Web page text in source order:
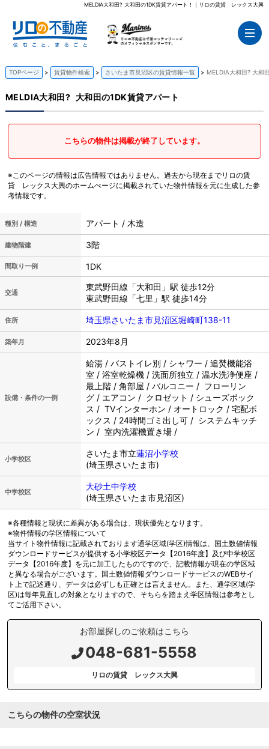
MELDIA大和田? 大和田の1DK賃貸アパート！｜リロの賃貸 レックス大興
TOPページ 賃貸物件検索 さいたま市見沼区の賃貸情報一覧 MELDIA大和田? 大和
MELDIA大和田? 大和田の1DK賃貸アパート
こちらの物件は掲載が終了しています。
※このページの情報は広告情報ではありません。過去から現在までリロの賃
貸 レックス大興のホームぺージに掲載されていた物件情報を元に生成した参
考情報です。
種別 / 構造 アパート / 木造
建物階建 3階
間取り一例 1DK
交通
東武野田線「大和田」駅 徒歩12分
東武野田線「七里」駅 徒歩14分
住所 埼玉県さいたま市見沼区堀崎町138-11
築年月 2023年8月
設備・条件の一例
給湯 / バストイレ別 / シャワー / 追焚機能浴
室 / 浴室乾燥機 / 洗面所独立 / 温水洗浄便座 /
最上階 / 角部屋 / バルコニー / フローリン
グ / エアコン / クロゼット / シューズボック
ス / TVインターホン / オートロック / 宅配ボ
ックス / 24時間ゴミ出し可 / システムキッチ
ン / 室内洗濯機置き場 /
小学校区
さいたま市立蓮沼小学校
(埼玉県さいたま市)
中学校区
大砂土中学校
(埼玉県さいたま市見沼区)
※各種情報と現状に差異がある場合は、現状優先となります。
※物件情報の学区情報について
当サイト物件情報に記載されております通学区域(学区)情報は、国土数値情報
ダウンロードサービスが提供する小学校区データ【2016年度】及び中学校区
データ【2016年度】を元に加工したものですので、記載情報が現在の学区域
と異なる場合がございます。国土数値情報ダウンロードサービスのWEBサイ
ト上で記述通り、データは必ずしも正確とは言えません。また、通学区域(学
区)は毎年見直しの対象となりますので、そちらを踏まえ学区情報は参考とし
てご活用下さい。
お部屋探しのご依頼はこちら
048-681-5558
リロの賃貸 レックス大興
こちらの物件の空室状況